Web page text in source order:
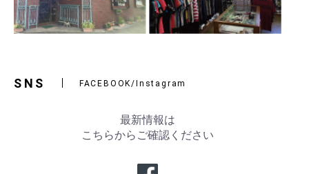
SNS FACEBOOK/Instagram
最新情報は
こちらからご確認ください